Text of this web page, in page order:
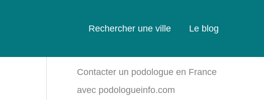
Rechercher une ville Le blog
Contacter un podologue en France
avec podologueinfo.com